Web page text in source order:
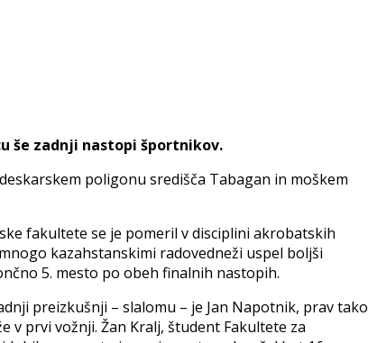
še zadnji nastopi športnikov.
poligonu središča Tabagan in moškem
fakultete se je pomeril v disciplini akrobatskih
kazahstanskimi radovedneži uspel boljši
5. mesto po obeh finalnih nastopih.
preizkušnji – slalomu – je Jan Napotnik, prav tako
prvi vožnji. Žan Kralj, študent Fakultete za